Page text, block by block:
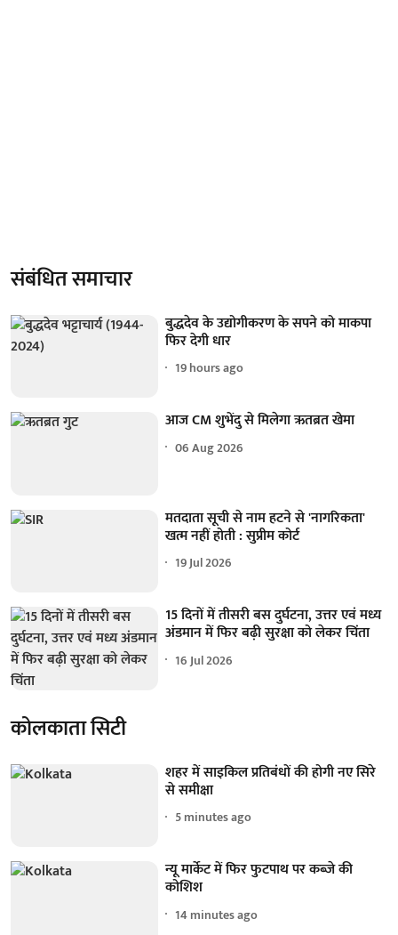
संबंधित समाचार
बुद्धदेव के उद्योगीकरण के सपने को माकपा
फिर देगी धार
19 hours ago
आज CM शुभेंदु से मिलेगा ऋतब्रत खेमा
06 Aug 2026
मतदाता सूची से नाम हटने से 'नागरिकता'
खत्म नहीं होती : सुप्रीम कोर्ट
19 Jul 2026
15 दिनों में तीसरी बस दुर्घटना, उत्तर एवं मध्य
अंडमान में फिर बढ़ी सुरक्षा को लेकर चिंता
16 Jul 2026
कोलकाता सिटी
शहर में साइकिल प्रतिबंधों की होगी नए सिरे
से समीक्षा
5 minutes ago
न्यू मार्केट में फिर फुटपाथ पर कब्जे की
कोशिश
14 minutes ago